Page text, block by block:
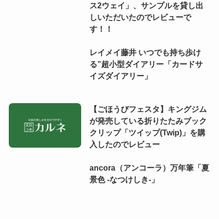
ス2ウェイ」、サンプルを貸し出
しいただいたのでレビューで
す！！
レイメイ藤井 いつでも持ち歩け
る”超小型ダイアリー「カードサ
イズダイアリー」
【ごほうびフェスタ】キングジム
が発売している折りたたみブック
クリップ「ツイップ(Twip)」を購
入したのでレビュー
ancora（アンコーラ）万年筆「夏
景色 -なつけしき-」